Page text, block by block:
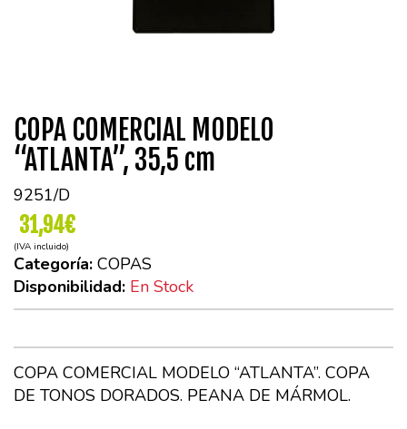
COPA COMERCIAL MODELO
“ATLANTA”, 35,5 cm
9251/D
31,94€
(IVA incluido)
Categoría: COPAS
Disponibilidad: En Stock
COPA COMERCIAL MODELO “ATLANTA”. COPA
DE TONOS DORADOS. PEANA DE MÁRMOL.